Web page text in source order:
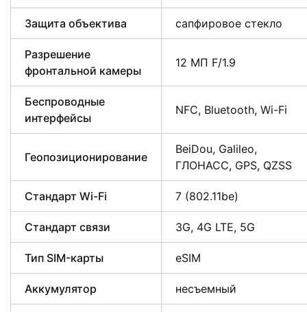
Защита объектива сапфировое стекло
Разрешение
фронтальной камеры
12 МП F/1.9
Беспроводные
интерфейсы
NFC, Bluetooth, Wi-Fi
Геопозиционирование
BeiDou, Galileo,
ГЛОНАСС, GPS, QZSS
Стандарт Wi-Fi 7 (802.11be)
Стандарт связи 3G, 4G LTE, 5G
Тип SIM-карты eSIM
Аккумулятор несъемный